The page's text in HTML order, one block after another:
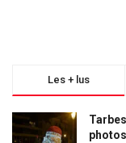
Les + lus
photos